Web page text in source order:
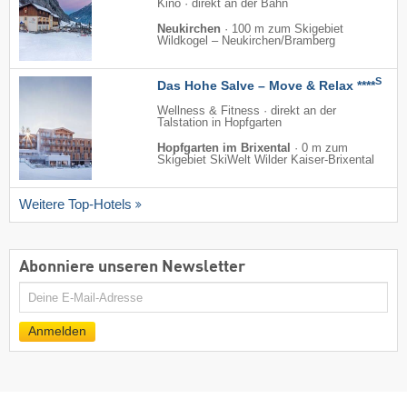
Kino · direkt an der Bahn
Neukirchen · 100 m zum Skigebiet
Wildkogel – Neukirchen/​Bramberg
Das Hohe Salve – Move & Relax ****S
Wellness & Fitness · direkt an der
Talstation in Hopfgarten
Hopfgarten im Brixental
· 0 m zum
Skigebiet SkiWelt Wilder Kaiser-Brixental
Weitere Top-Hotels
Abonniere unseren Newsletter
E-
Anmelden